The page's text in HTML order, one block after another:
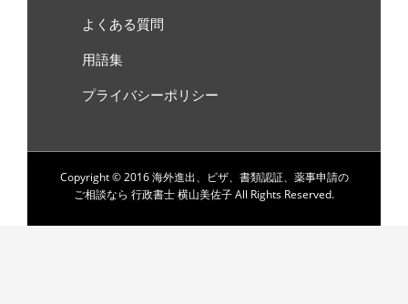
よくある質問
用語集
プライバシーポリシー
Copyright © 2016 海外進出、ビザ、書類認証、薬事申請の
ご相談なら 行政書士 横山美佐子 All Rights Reserved.